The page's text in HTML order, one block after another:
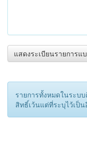
แสดงระเบียนรายการแ
รายการทั้งหมดในระบ
สิทธิ์เว้นแต่ที่ระบุไว้เป็